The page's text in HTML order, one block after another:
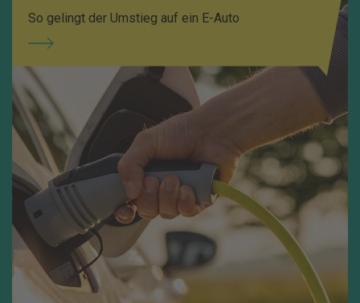
So gelingt der Umstieg auf ein E-Auto